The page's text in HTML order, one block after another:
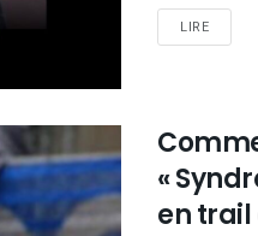
LIRE
«
en